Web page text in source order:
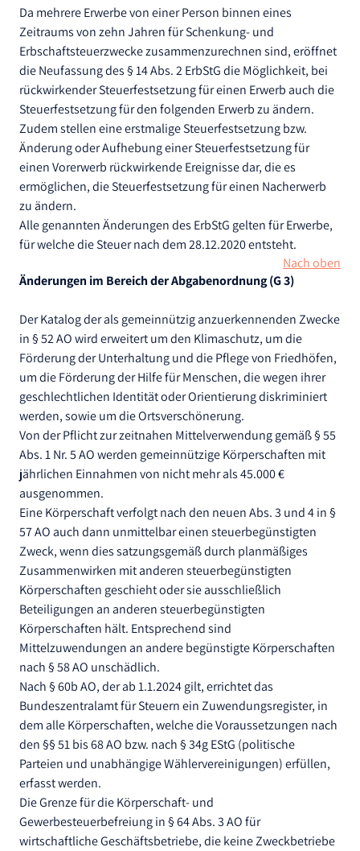
Da mehrere Erwerbe von einer Person binnen eines
Zeitraums von zehn Jahren für Schenkung- und
Erbschaftsteuerzwecke zusammenzurechnen sind, eröffnet
die Neufassung des § 14 Abs. 2 ErbStG die Möglichkeit, bei
rückwirkender Steuerfestsetzung für einen Erwerb auch die
Steuerfestsetzung für den folgenden Erwerb zu ändern.
Zudem stellen eine erstmalige Steuerfestsetzung bzw.
Änderung oder Aufhebung einer Steuerfestsetzung für
einen Vorerwerb rückwirkende Ereignisse dar, die es
ermöglichen, die Steuerfestsetzung für einen Nacherwerb
zu ändern.
Alle genannten Änderungen des ErbStG gelten für Erwerbe,
für welche die Steuer nach dem 28.12.2020 entsteht.
Nach oben
Änderungen im Bereich der Abgabenordnung (G 3)
Der Katalog der als gemeinnützig anzuerkennenden Zwecke
in § 52 AO wird erweitert um den Klimaschutz, um die
Förderung der Unterhaltung und die Pflege von Friedhöfen,
um die Förderung der Hilfe für Menschen, die wegen ihrer
geschlechtlichen Identität oder Orientierung diskriminiert
werden, sowie um die Ortsverschönerung.
Von der Pflicht zur zeitnahen Mittelverwendung gemäß § 55
Abs. 1 Nr. 5 AO werden gemeinnützige Körperschaften mit
jährlichen Einnahmen von nicht mehr als 45.000 €
ausgenommen.
Eine Körperschaft verfolgt nach den neuen Abs. 3 und 4 in §
57 AO auch dann unmittelbar einen steuerbegünstigten
Zweck, wenn dies satzungsgemäß durch planmäßiges
Zusammenwirken mit anderen steuerbegünstigten
Körperschaften geschieht oder sie ausschließlich
Beteiligungen an anderen steuerbegünstigten
Körperschaften hält. Entsprechend sind
Mittelzuwendungen an andere begünstigte Körperschaften
nach § 58 AO unschädlich.
Nach § 60b AO, der ab 1.1.2024 gilt, errichtet das
Bundeszentralamt für Steuern ein Zuwendungsregister, in
dem alle Körperschaften, welche die Voraussetzungen nach
den §§ 51 bis 68 AO bzw. nach § 34g EStG (politische
Parteien und unabhängige Wählervereinigungen) erfüllen,
erfasst werden.
Die Grenze für die Körperschaft- und
Gewerbesteuerbefreiung in § 64 Abs. 3 AO für
wirtschaftliche Geschäftsbetriebe, die keine Zweckbetriebe